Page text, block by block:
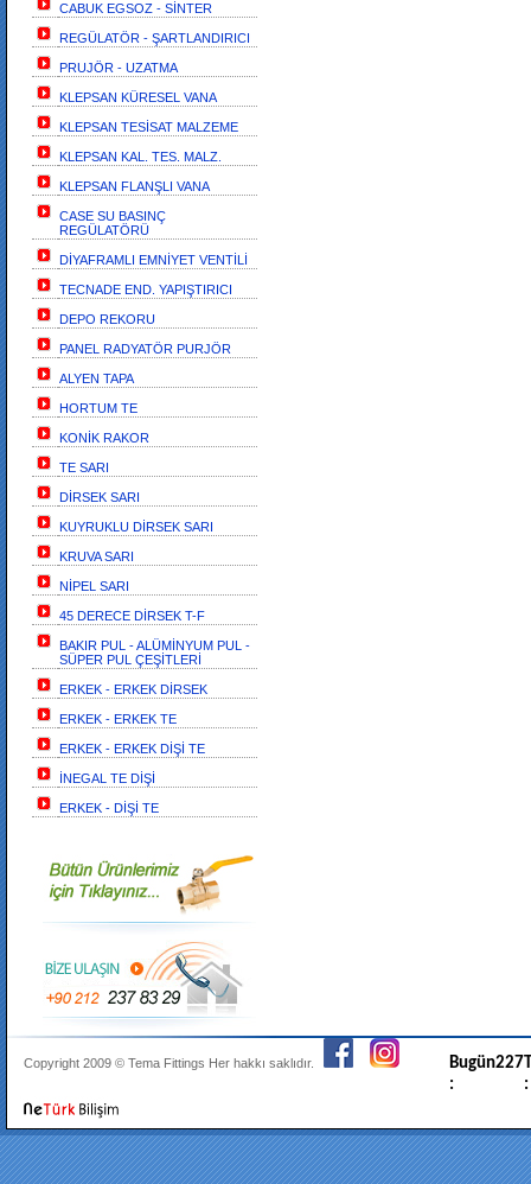
CABUK EGSOZ - SİNTER
REGÜLATÖR - ŞARTLANDIRICI
PRUJÖR - UZATMA
KLEPSAN KÜRESEL VANA
KLEPSAN TESİSAT MALZEME
KLEPSAN KAL. TES. MALZ.
KLEPSAN FLANŞLI VANA
CASE SU BASINÇ
REGÜLATÖRÜ
DİYAFRAMLI EMNİYET VENTİLİ
TECNADE END. YAPIŞTIRICI
DEPO REKORU
PANEL RADYATÖR PURJÖR
ALYEN TAPA
HORTUM TE
KONİK RAKOR
TE SARI
DİRSEK SARI
KUYRUKLU DİRSEK SARI
KRUVA SARI
NİPEL SARI
45 DERECE DİRSEK T-F
BAKIR PUL - ALÜMİNYUM PUL -
SÜPER PUL ÇEŞİTLERİ
ERKEK - ERKEK DİRSEK
ERKEK - ERKEK TE
ERKEK - ERKEK DİŞİ TE
İNEGAL TE DİŞİ
ERKEK - DİŞİ TE
Copyright 2009 © Tema Fittings Her hakkı saklıdır.
Bugün
:
227
: